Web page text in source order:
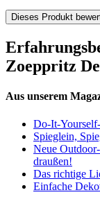
Dieses Produkt
Zoeppritz
Aus unserem
Do-It-
Spieglein,
Neue
draußen!
Das richtige
Einfache